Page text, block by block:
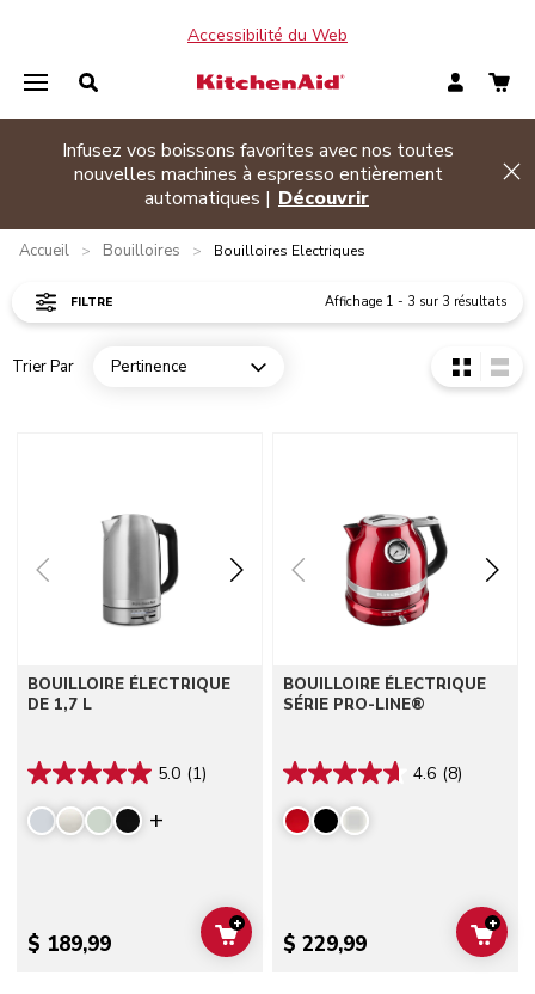
Accessibilité du Web
Infusez vos boissons favorites avec nos toutes
nouvelles machines à espresso entièrement
automatiques | Découvrir
Accueil > Bouilloires > Bouilloires Electriques
FILTRE Affichage 1 - 3 sur 3 résultats
Trier Par Pertinence
Open dropdown
BOUILLOIRE ÉLECTRIQUE
DE 1,7 L
5.0 (1)
Display more colors
$ 189,99 ADD TO CART
+
BOUILLOIRE ÉLECTRIQUE
SÉRIE PRO-LINE®
4.6 (8)
$ 229,99 ADD
+